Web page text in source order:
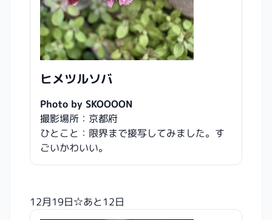
ヒメツルソバ
Photo by SKOOOON
撮影場所：京都府
ひとこと：限界まで接写してみました。す
ごいかわいい。
12月19日☆あと12日